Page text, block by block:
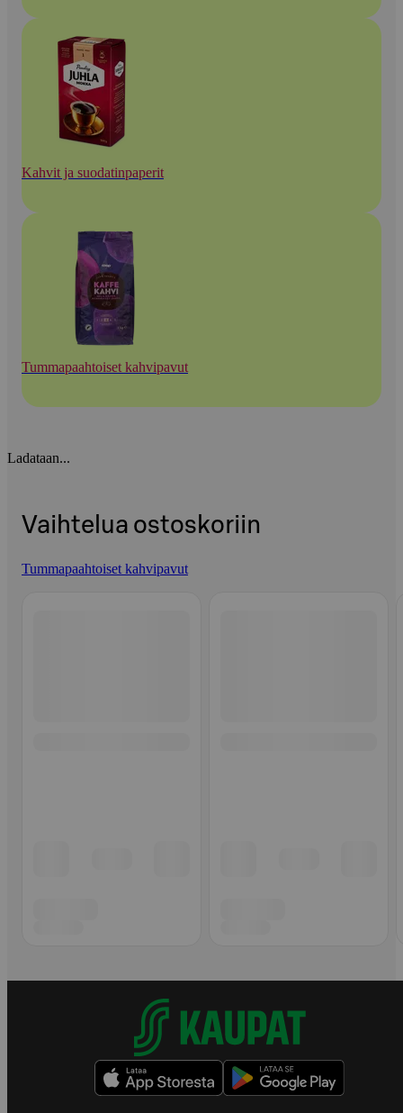
Kahvit ja suodatinpaperit
Tummapaahtoiset kahvipavut
Ladataan...
Vaihtelua ostoskoriin
Tummapaahtoiset kahvipavut